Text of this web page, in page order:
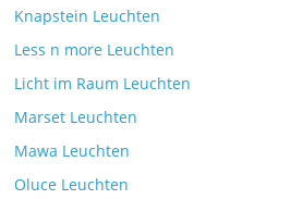
Knapstein Leuchten
Less n more Leuchten
Licht im Raum Leuchten
Marset Leuchten
Mawa Leuchten
Oluce Leuchten